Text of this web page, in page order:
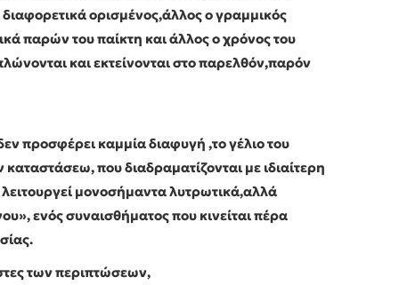
ορισμένος,άλλος ο γραμμικός
παρών του παίκτη και άλλος ο χρόνος του
και εκτείνονται στο παρελθόν,παρόν
προσφέρει καμμία διαφυγή ,το γέλιο του
που διαδραματίζονται με ιδιαίτερη
μονοσήμαντα λυτρωτικά,αλλά
ενός συναισθήματος που κινείται πέρα
των περιπτώσεων,